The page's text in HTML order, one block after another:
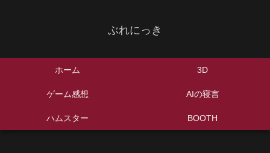
ぶれにっき
ホーム 3D
ゲーム感想 AIの寝言
ハムスター BOOTH